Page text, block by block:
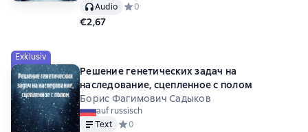
Audio
Средний рейтинг 0 на основе 0 оценок
0
€2,67
Exklusiv
Решение генетических задач на
наследование, сцепленное с полом
Борис Фагимович Садыков
auf russisch
Text
Средний рейтинг 0 на основе 0 оценок
0